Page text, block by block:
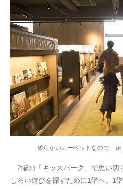
柔らかいカーペットなので、走
2階の「キッズパーク」で思い切
しろい遊びを探すために1階へ。1